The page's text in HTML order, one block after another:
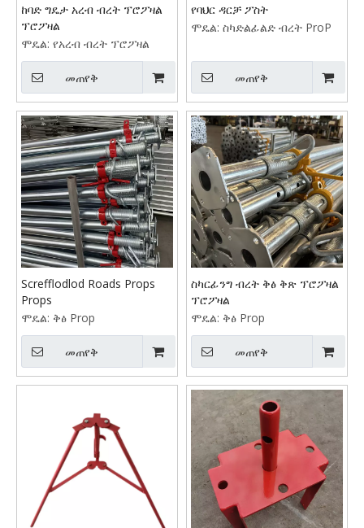
ከባድ ግዴታ አረብ ብረት ፕሮፖዛል
ፕሮፖዛል
ሞዴል: የአረብ ብረት ፕሮፖዛል
መጠየቅ
የባህር ዳርቻ ፖስት
ሞዴል: ስካድልፊልድ ብረት ProP
መጠየቅ
Screfflodlod Roads Props
Props
ሞዴል: ቅፅ Prop
መጠየቅ
ስካርፊንግ ብረት ቅፅ ቅጽ ፕሮፖዛል
ፕሮፖዛል
ሞዴል: ቅፅ Prop
መጠየቅ